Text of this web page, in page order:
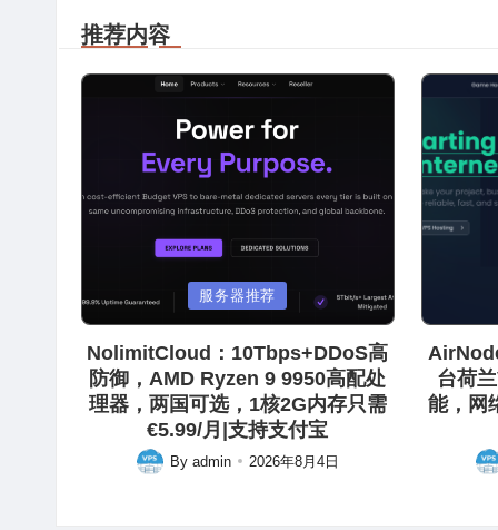
推荐内容
Posted
in
服务器推荐
NolimitCloud：10Tbps+DDoS高
防御，AMD Ryzen 9 9950高配处
理器，两国可选，1核2G内存只需
€5.99/月|支持支付宝
Posted
By admin 2026年8月4日
in
台荷
能，网